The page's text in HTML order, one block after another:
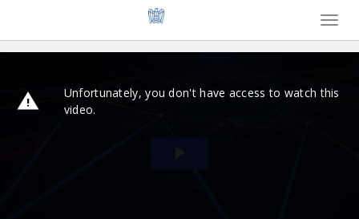
Toggle